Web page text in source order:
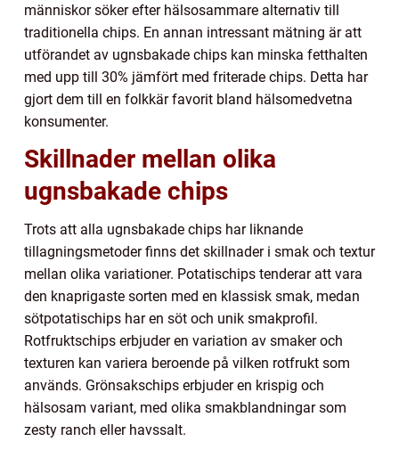
människor söker efter hälsosammare alternativ till
traditionella chips. En annan intressant mätning är att
utförandet av ugnsbakade chips kan minska fetthalten
med upp till 30% jämfört med friterade chips. Detta har
gjort dem till en folkkär favorit bland hälsomedvetna
konsumenter.
Skillnader mellan olika
ugnsbakade chips
Trots att alla ugnsbakade chips har liknande
tillagningsmetoder finns det skillnader i smak och textur
mellan olika variationer. Potatischips tenderar att vara
den knaprigaste sorten med en klassisk smak, medan
sötpotatischips har en söt och unik smakprofil.
Rotfruktschips erbjuder en variation av smaker och
texturen kan variera beroende på vilken rotfrukt som
används. Grönsakschips erbjuder en krispig och
hälsosam variant, med olika smakblandningar som
zesty ranch eller havssalt.